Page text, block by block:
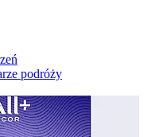
podróży